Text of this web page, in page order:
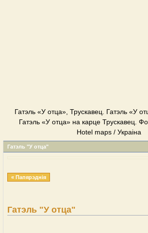
Гатэль «У отца», Трускавец. Гатэль «У
Гатэль «У отца» на карце Трускавец.
Hotel maps / Украіна
Гатэль "У отца"
« Папярэднія
Гатэль "У отца"